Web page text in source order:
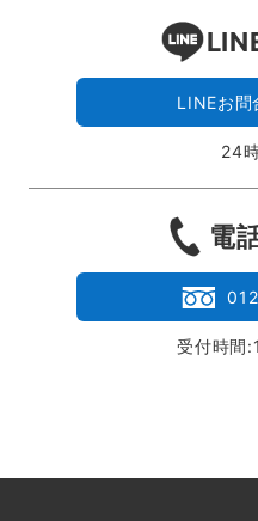
LINEお問
24
電
受付時間